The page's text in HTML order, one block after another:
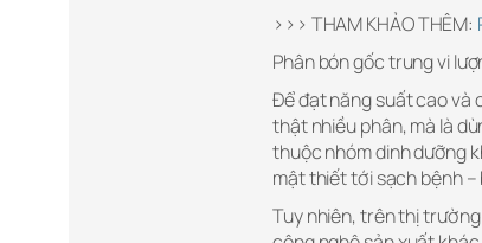
>>> THAM KHẢO THÊM:
Phân bón gốc trung vi
Để đạt năng suất cao và
thật nhiều phân, mà là
thuộc nhóm dinh dưỡng
mật thiết tới sạch bệnh –
Tuy nhiên, trên thị